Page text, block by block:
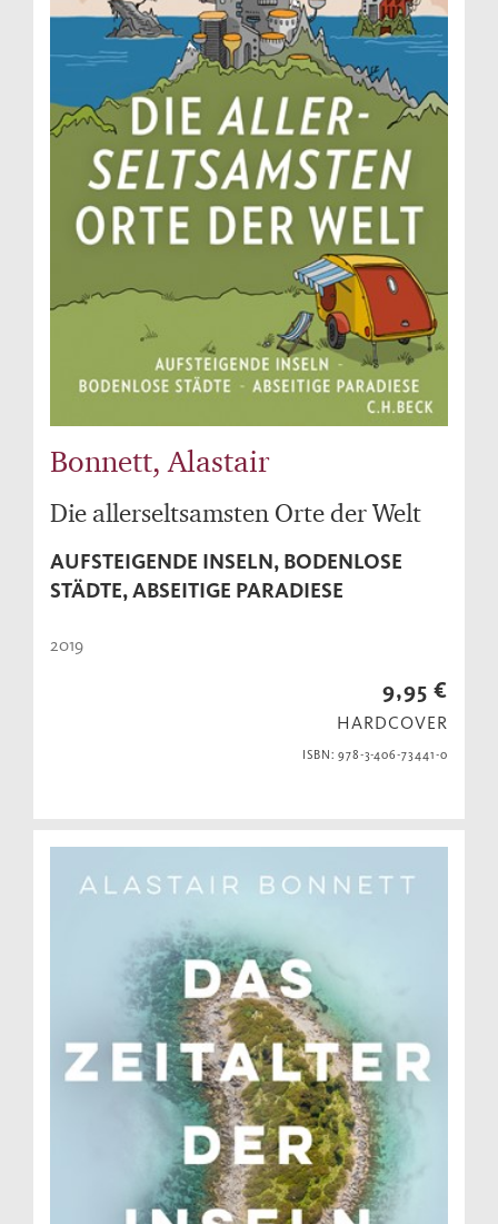
Bonnett, Alastair
Die allerseltsamsten Orte der Welt
AUFSTEIGENDE INSELN, BODENLOSE
STÄDTE, ABSEITIGE PARADIESE
2019
9,95 €
HARDCOVER
ISBN: 978-3-406-73441-0